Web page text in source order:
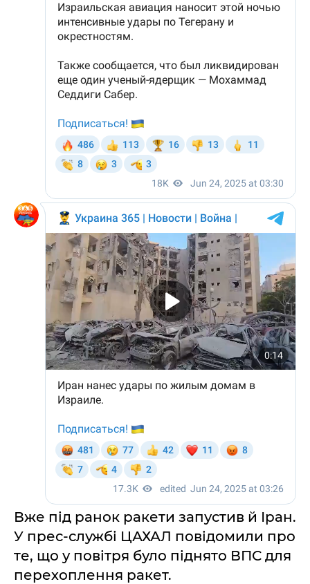
Вже під ранок ракети запустив й Іран.
У прес-службі ЦАХАЛ повідомили про
те, що у повітря було піднято ВПС для
перехоплення ракет.